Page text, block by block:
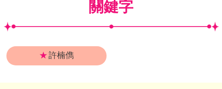
關鍵字
★許楠儁